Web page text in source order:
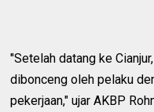
"Setelah datang ke
dibonceng oleh pelaku
pekerjaan," ujar AKBP